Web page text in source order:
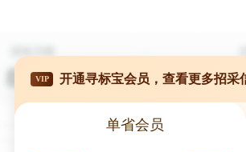
VIP 开通寻标宝会员，查看更多招采
单省会员